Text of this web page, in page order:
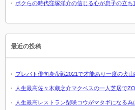
ボクらの時代窪塚洋介の信じる心が息子の立ち
最近の投稿
プレバト俳句炎帝戦2021で才能あり一度の犬山
人生最高佐々木蔵之介マクベスの一人芝居で
人生最高レストラン柴咲コウがマタギになる